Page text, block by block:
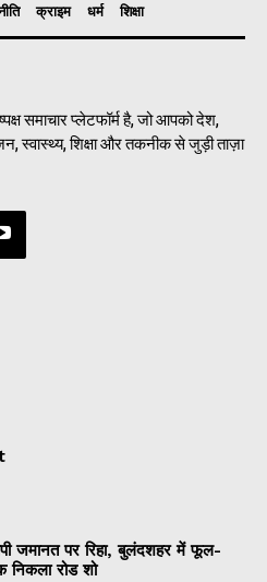
क्राइम धर्म शिक्षा
समाचार प्लेटफॉर्म है, जो आपको देश,
स्वास्थ्य, शिक्षा और तकनीक से जुड़ी ताज़ा
जमानत पर रिहा, बुलंदशहर में फूल-
रोड शो